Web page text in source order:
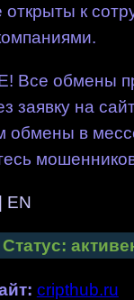
к
обмены
заявку на
обмены в
EN
Статус:
: cripthub.ru